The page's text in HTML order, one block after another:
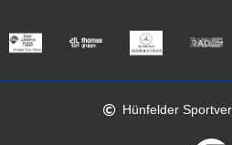
Hünfelder